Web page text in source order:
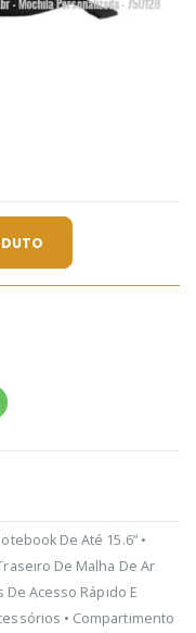
De Até 15.6” •
De Malha De Ar
Acesso Rápido E
• Compartimento